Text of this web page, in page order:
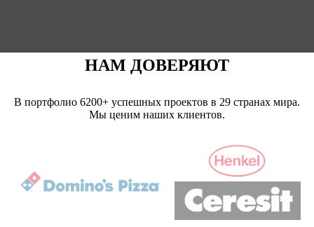
НАМ ДОВЕРЯЮТ
В портфолио 6200+ успешных проектов в 29 странах мира.
Мы ценим наших клиентов.